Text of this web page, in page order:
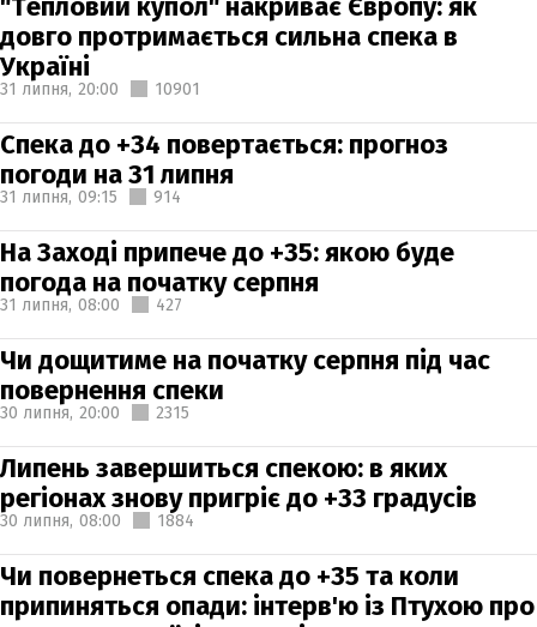
довго протримається сильна спека в
Україні
31 липня, 20:00 10901
Спека до +34 повертається: прогноз
погоди на 31 липня
31 липня, 09:15 914
На Заході припече до +35: якою буде
погода на початку серпня
31 липня, 08:00 427
Чи дощитиме на початку серпня під час
повернення спеки
30 липня, 20:00 2315
Липень завершиться спекою: в яких
регіонах знову пригріє до +33 градусів
30 липня, 08:00 1884
Чи повернеться спека до +35 та коли
припиняться опади: інтерв'ю із Птухою про